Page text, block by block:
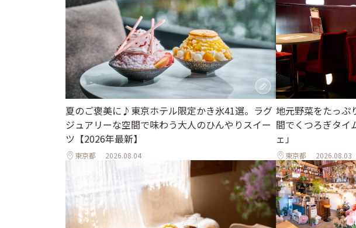
夏のご褒美に♪東京ホテル限定かき氷41選。ラグ
ジュアリーな空間で味わう大人のひんやりスイー
ツ【2026年最新】
東京都 2026.08.04
地元野菜をたっぷ
間でくつろぎタイ
ェ」
東京都 2026.08.03